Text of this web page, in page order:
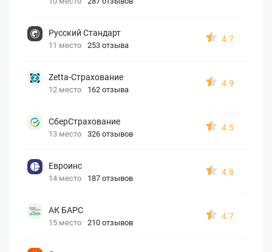
Русский Стандарт
11 место 253 отзыва
4.7
Zetta-Страхование
12 место 162 отзыва
4.9
СберСтрахование
13 место 326 отзывов
4.5
Евроинс
14 место 187 отзывов
4.8
АК БАРС
15 место 210 отзывов
4.7